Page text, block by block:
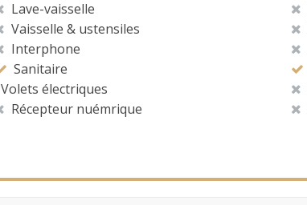
Lave-vaisselle
Vaisselle & ustensiles
Interphone
Sanitaire
Volets électriques
Récepteur nuémrique